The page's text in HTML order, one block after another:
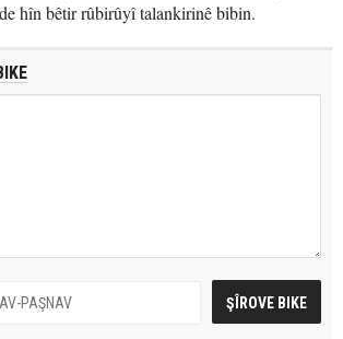
hîn bêtir rûbirûyî talankirinê bibin.